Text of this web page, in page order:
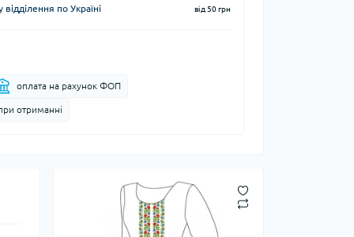
по Україні від 50 грн
оплата на рахунок ФОП
отриманні